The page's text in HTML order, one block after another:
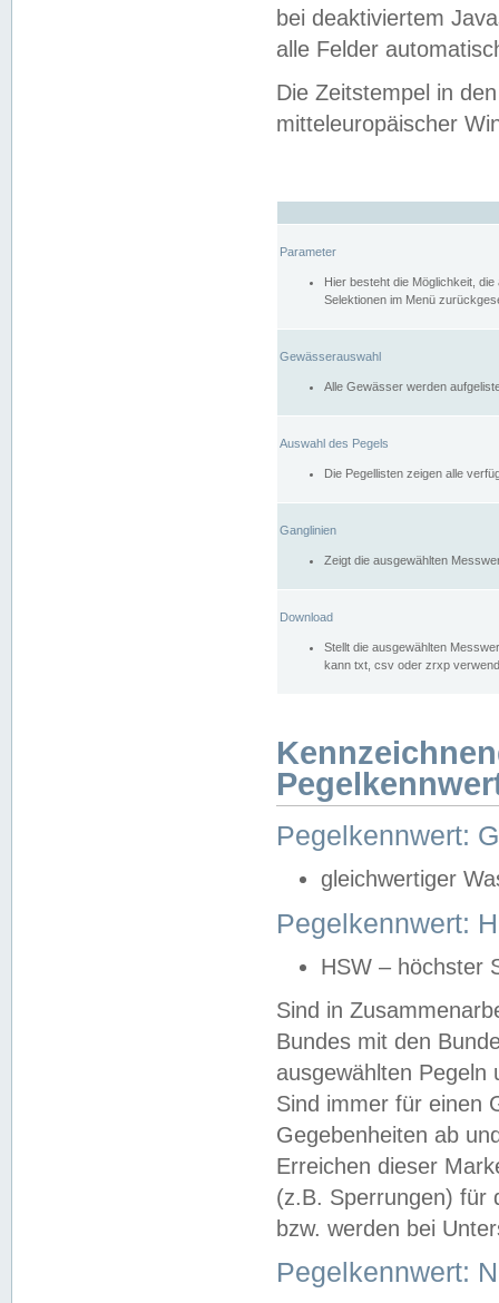
bei deaktiviertem
alle Felder
Die Zeitstempel in
mitteleuropäischer
Parameter
Hier besteht die Möglichkeit,
Selektionen im Menü
Gewässerauswahl
Alle Gewässer werden
Auswahl des Pegels
Die Pegellisten zeigen alle
Ganglinien
Zeigt die ausgewählten
Download
Stellt die ausgewählten
kann txt, csv oder zrxp
Pegelkennwert:
gleichwertiger
Pegelkennwert:
HSW – höchster
Sind in
Bundes mit den
ausgewählten
Sind immer für einen
Gegebenheiten ab
Erreichen dieser
(z.B. Sperrungen) für
bzw. werden bei
Pegelkennwert: